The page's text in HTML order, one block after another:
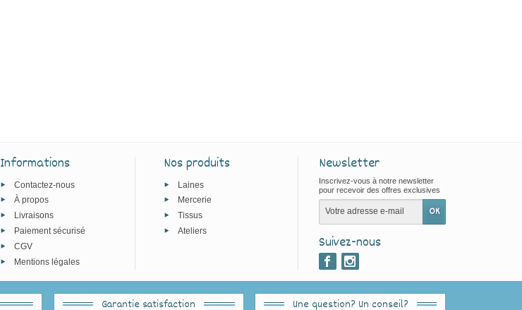
Informations
Contactez-nous
À propos
Livraisons
Paiement sécurisé
CGV
Mentions légales
Nos produits
Laines
Mercerie
Tissus
Ateliers
Newsletter
Inscrivez-vous à notre newsletter
pour recevoir des offres exclusives
Suivez-nous
Garantie satisfaction Une question? Un conseil?